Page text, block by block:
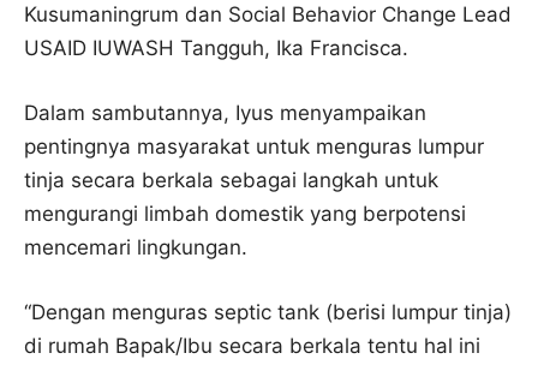
Kusumaningrum dan Social Behavior Change Lead
USAID IUWASH Tangguh, Ika Francisca.
Dalam sambutannya, Iyus menyampaikan
pentingnya masyarakat untuk menguras lumpur
tinja secara berkala sebagai langkah untuk
mengurangi limbah domestik yang berpotensi
mencemari lingkungan.
“Dengan menguras septic tank (berisi lumpur tinja)
di rumah Bapak/Ibu secara berkala tentu hal ini